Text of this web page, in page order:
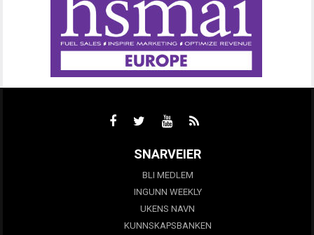
SNARVEIER
BLI MEDLEM
INGUNN WEEKLY
UKENS NAVN
KUNNSKAPSBANKEN